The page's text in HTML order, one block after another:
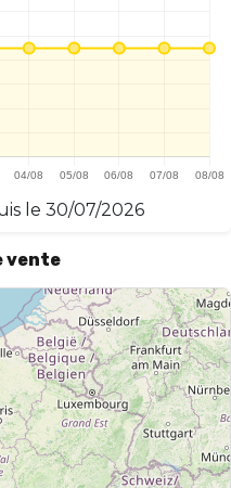
le 30/07/2026
vente